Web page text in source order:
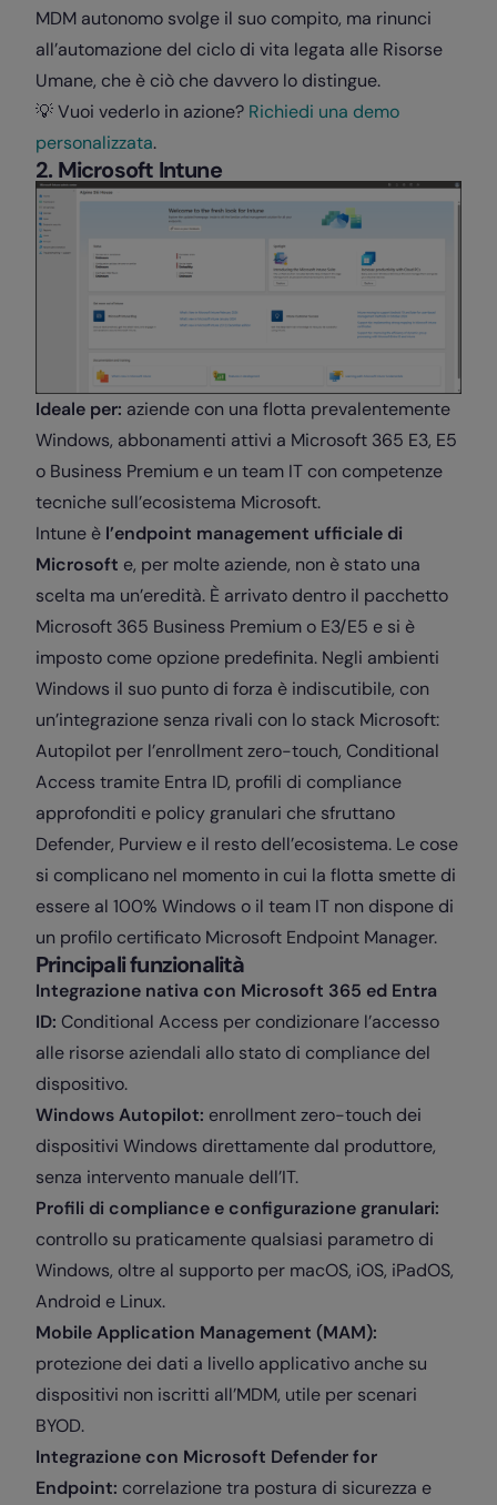
MDM autonomo svolge il suo compito, ma rinunci
all’automazione del ciclo di vita legata alle Risorse
Umane, che è ciò che davvero lo distingue.
💡 Vuoi vederlo in azione? Richiedi una demo
personalizzata.
2. Microsoft Intune
Ideale per: aziende con una flotta prevalentemente
Windows, abbonamenti attivi a Microsoft 365 E3, E5
o Business Premium e un team IT con competenze
tecniche sull’ecosistema Microsoft.
Intune è l’endpoint management ufficiale di
Microsoft e, per molte aziende, non è stato una
scelta ma un’eredità. È arrivato dentro il pacchetto
Microsoft 365 Business Premium o E3/E5 e si è
imposto come opzione predefinita. Negli ambienti
Windows il suo punto di forza è indiscutibile, con
un’integrazione senza rivali con lo stack Microsoft:
Autopilot per l’enrollment zero-touch, Conditional
Access tramite Entra ID, profili di compliance
approfonditi e policy granulari che sfruttano
Defender, Purview e il resto dell’ecosistema. Le cose
si complicano nel momento in cui la flotta smette di
essere al 100% Windows o il team IT non dispone di
un profilo certificato Microsoft Endpoint Manager.
Principali funzionalità
Integrazione nativa con Microsoft 365 ed Entra
ID: Conditional Access per condizionare l’accesso
alle risorse aziendali allo stato di compliance del
dispositivo.
Windows Autopilot: enrollment zero-touch dei
dispositivi Windows direttamente dal produttore,
senza intervento manuale dell’IT.
Profili di compliance e configurazione granulari:
controllo su praticamente qualsiasi parametro di
Windows, oltre al supporto per macOS, iOS, iPadOS,
Android e Linux.
Mobile Application Management (MAM):
protezione dei dati a livello applicativo anche su
dispositivi non iscritti all’MDM, utile per scenari
BYOD.
Integrazione con Microsoft Defender for
Endpoint: correlazione tra postura di sicurezza e